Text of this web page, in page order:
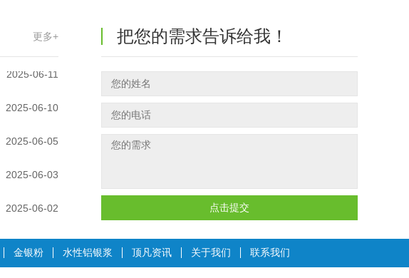
更多+ 把您的需求告诉给我！
点击提交
金银粉 水性铝银浆 顶凡资讯 关于我们 联系我们